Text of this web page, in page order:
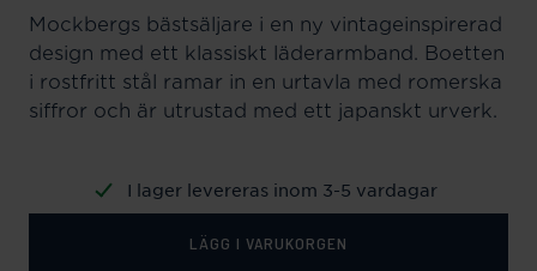
Mockbergs bästsäljare i en ny vintageinspirerad
design med ett klassiskt läderarmband. Boetten
i rostfritt stål ramar in en urtavla med romerska
siffror och är utrustad med ett japanskt urverk.
I lager levereras inom 3-5 vardagar
LÄGG I VARUKORGEN